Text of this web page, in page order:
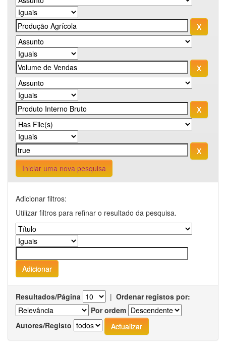
Iniciar uma nova pesquisa
Adicionar filtros:
Utilizar filtros para refinar o resultado da pesquisa.
Resultados/Página | Ordenar registos por:
Por ordem
Autores/Registo